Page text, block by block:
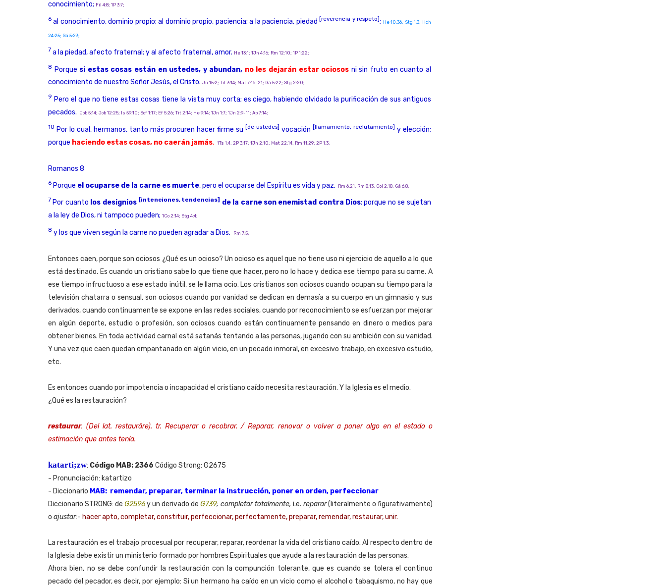
conocimiento; Fil 4:8; 1P 3:7;
6 al conocimiento, dominio propio; al dominio propio, paciencia; a la paciencia, piedad[reverencia y respeto]; He 10:36; Stg 1:3; Hch
24:25; Gá 5:23;
7 a la piedad, afecto fraternal; y al afecto fraternal, amor. He 13:1; 1Jn 4:16; Rm 12:10; 1P 1:22;
8 Porque si estas cosas están en ustedes, y abundan, no les dejarán estar ociosos ni sin fruto en cuanto al
conocimiento de nuestro Señor Jesús, el Cristo. Jn 15:2; Tit 3:14; Mat 7:16-21; Gá 5:22; Stg 2:20;
9 Pero el que no tiene estas cosas tiene la vista muy corta; es ciego, habiendo olvidado la purificación de sus antiguos
pecados.
Job 5:14; Job 12:25; Is 59:10; Sof 1:17; Ef 5:26; Tit 2:14; He 9:14; 1Jn 1:7; 1Jn 2:9-11; Ap 7:14;
10 Por lo cual, hermanos, tanto más procuren hacer firme su [de ustedes] vocación [llamamiento, reclutamiento] y elección;
porque haciendo estas cosas, no caerán jamás. 1Ts 1:4; 2P 3:17; 1Jn 2:10; Mat 22:14; Rm 11:29; 2P 1:3;
Romanos 8
6 Porque el ocuparse de la carne es muerte, pero el ocuparse del Espíritu es vida y paz. Rm 6:21; Rm 8:13; Col 2:18; Gá 6:8;
7Por cuanto los designios [intenciones, tendencias] de la carne son enemistad contra Dios; porque no se sujetan
a la ley de Dios, ni tampoco pueden; 1Co 2:14; Stg 4:4;
8 y los que viven según la carne no pueden agradar a Dios. Rm 7:5;
Entonces caen, porque son ociosos ¿Qué es un ocioso? Un ocioso es aquel que no tiene uso ni ejercicio de aquello a lo que
está destinado. Es cuando un cristiano sabe lo que tiene que hacer, pero no lo hace y dedica ese tiempo para su carne. A
ese tiempo infructuoso a ese estado inútil, se le llama ocio. Los cristianos son ociosos cuando ocupan su tiempo para la
televisión chatarra o sensual, son ociosos cuando por vanidad se dedican en demasía a su cuerpo en un gimnasio y sus
derivados, cuando continuamente se expone en las redes sociales, cuando por reconocimiento se esfuerzan por mejorar
en algún deporte, estudio o profesión, son ociosos cuando están continuamente pensando en dinero o medios para
obtener bienes. En toda actividad carnal está satanás tentando a las personas, jugando con su ambición con su vanidad.
Y una vez que caen quedan empantanado en algún vicio, en un pecado inmoral, en excesivo trabajo, en excesivo estudio,
etc.
Es entonces cuando por impotencia o incapacidad el cristiano caído necesita restauración. Y la Iglesia es el medio.
¿Qué es la restauración?
restaurar. (Del lat. restaurāre). tr. Recuperar o recobrar. / Reparar, renovar o volver a poner algo en el estado o
estimación que antes tenía.
katarti;zw: Código MAB: 2366 Código Strong: G2675
- Pronunciación: katartizo
- Diccionario MAB: remendar, preparar, terminar la instrucción, poner en orden, perfeccionar
Diccionario STRONG: deG2596y un derivado deG739; completar totalmente, i.e. reparar(literalmente o figurativamente)
o ajustar:- hacer apto, completar, constituir, perfeccionar, perfectamente, preparar, remendar, restaurar, unir.
La restauración es el trabajo procesual por recuperar, reparar, reordenar la vida del cristiano caído. Al respecto dentro de
la Iglesia debe existir un ministerio formado por hombres Espirituales que ayude a la restauración de las personas.
Ahora bien, no se debe confundir la restauración con la compunción tolerante, que es cuando se tolera el continuo
pecado del pecador, es decir, por ejemplo: Si un hermano ha caído en un vicio como el alcohol o tabaquismo, no hay que